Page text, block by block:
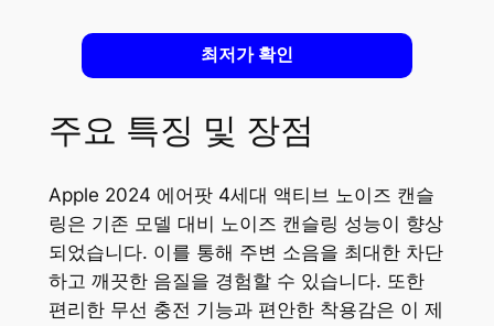
최저가 확인
주요 특징 및 장점
Apple 2024 에어팟 4세대 액티브 노이즈 캔슬
링은 기존 모델 대비 노이즈 캔슬링 성능이 향상
되었습니다. 이를 통해 주변 소음을 최대한 차단
하고 깨끗한 음질을 경험할 수 있습니다. 또한
편리한 무선 충전 기능과 편안한 착용감은 이 제